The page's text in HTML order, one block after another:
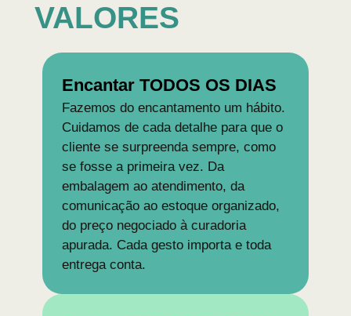
VALORES
Encantar TODOS OS DIAS
Fazemos do encantamento um hábito.
Cuidamos de cada detalhe para que o
cliente se surpreenda sempre, como
se fosse a primeira vez. Da
embalagem ao atendimento, da
comunicação ao estoque organizado,
do preço negociado à curadoria
apurada. Cada gesto importa e toda
entrega conta.